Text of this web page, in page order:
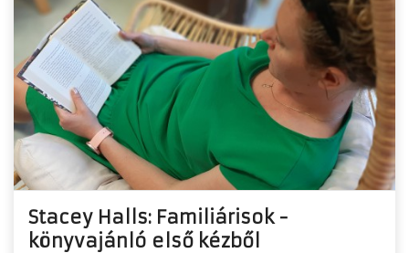
Stacey Halls: Familiárisok -
könyvajánló első kézből